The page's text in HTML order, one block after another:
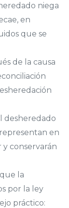
niega
en
que se
de la causa
desheredado
en
conservarán
la
por la ley
práctico: